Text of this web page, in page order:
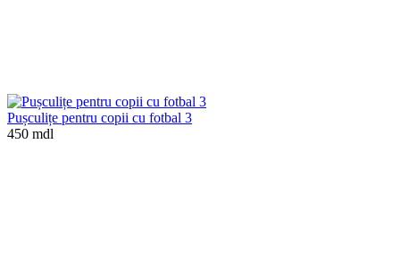
Pușculițe pentru copii cu fotbal 3
450 mdl